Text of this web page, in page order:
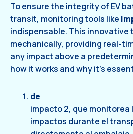
To ensure the integrity of EV
transit, monitoring tools like
indispensable. This
mechanically, providing real-
any impact above a
how it works and why it’s
de
impacto 2, que monitorea
impactos durante el